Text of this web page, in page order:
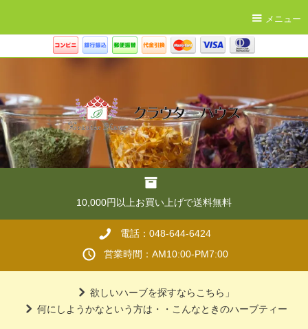
メニュー
10,000円以上お買い上げで送料無料
電話：048-644-6424
営業時間：AM10:00-PM7:00
欲しいハーブを探すならこちら」
何にしようかなという方は・・こんなときのハーブティー